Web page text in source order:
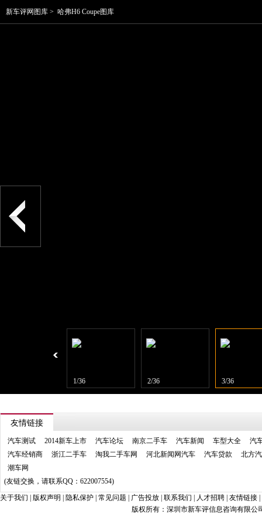
新车评网图库 > 哈弗H6 Coupe图库
例如外观方面，H6 Coupe看不出多少H6的影子。
1/36 2/36 3/36
友情链接
汽车测试 2014新车上市 汽车论坛 南京二手车 汽车新闻 车型大全
汽
汽车经销商
浙江二手车 淘我二手车网 河北新闻网汽车 汽车贷款
北方
潮车网
(友链交换，请联系QQ：622007554)
关于我们
版权声明 隐私保护 常见问题 广告投放 联系我们 人才招聘 友情链接
版权所有：深圳市新车评信息咨询有限公